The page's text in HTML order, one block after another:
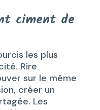
ciment de
les plus
Rire
sur le même
créer un
Les